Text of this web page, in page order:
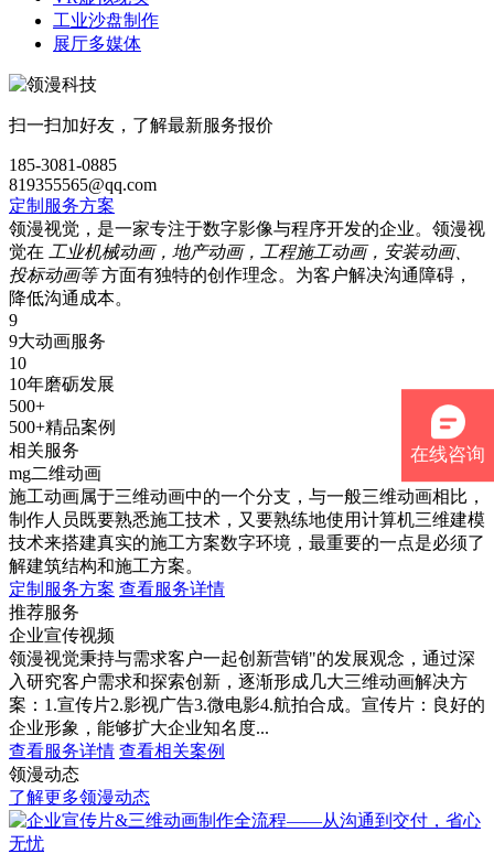
工业沙盘制作
展厅多媒体
扫一扫加好友，了解最新服务报价
185-3081-0885
819355565@qq.com
定制服务方案
领漫视觉，是一家专注于数字影像与程序开发的企业。领漫视
觉在 工业机械动画，地产动画，工程施工动画，安装动画、
投标动画等方面有独特的创作理念。为客户解决沟通障碍，
降低沟通成本。
9
9大动画服务
10
10年磨砺发展
500+
500+精品案例
相关服务
mg二维动画
施工动画属于三维动画中的一个分支，与一般三维动画相比，
制作人员既要熟悉施工技术，又要熟练地使用计算机三维建模
技术来搭建真实的施工方案数字环境，最重要的一点是必须了
解建筑结构和施工方案。
定制服务方案 查看服务详情
推荐服务
企业宣传视频
领漫视觉秉持与需求客户一起创新营销"的发展观念，通过深
入研究客户需求和探索创新，逐渐形成几大三维动画解决方
案：1.宣传片2.影视广告3.微电影4.航拍合成。宣传片：良好的
企业形象，能够扩大企业知名度...
查看服务详情 查看相关案例
领漫动态
了解更多领漫动态
在线咨询